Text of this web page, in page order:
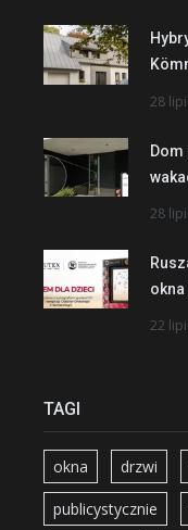
28
28
okna
22
TAGI
okna drzwi
publicystycznie